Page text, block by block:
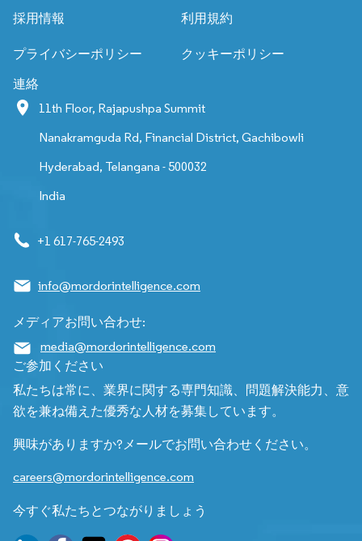
採用情報 利用規約
プライバシーポリシー クッキーポリシー
連絡
11th Floor, Rajapushpa Summit
Nanakramguda Rd, Financial District, Gachibowli
Hyderabad, Telangana - 500032
India
+1 617-765-2493
info@mordorintelligence.com
メディアお問い合わせ:
media@mordorintelligence.com
ご参加ください
私たちは常に、業界に関する専門知識、問題解決能力、意
欲を兼ね備えた優秀な人材を募集しています。
興味がありますか?メールでお問い合わせください。
careers@mordorintelligence.com
今すぐ私たちとつながりましょう